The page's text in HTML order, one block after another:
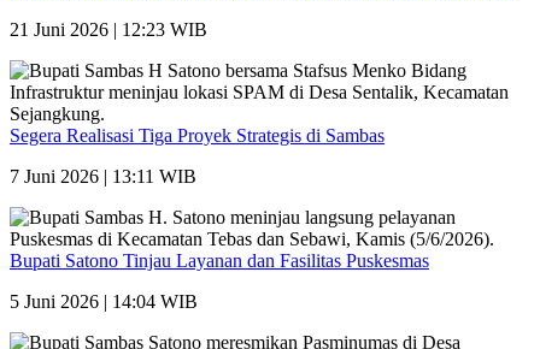
21 Juni 2026 | 12:23 WIB
Segera Realisasi Tiga Proyek Strategis di Sambas
7 Juni 2026 | 13:11 WIB
Bupati Satono Tinjau Layanan dan Fasilitas Puskesmas
5 Juni 2026 | 14:04 WIB